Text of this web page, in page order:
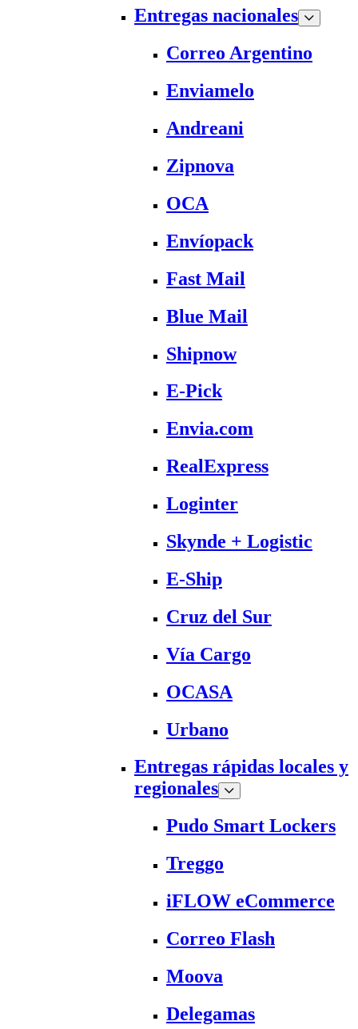
Entregas nacionales
Correo Argentino
Enviamelo
Andreani
Zipnova
OCA
Envíopack
Fast Mail
Blue Mail
Shipnow
E-Pick
Envia.com
RealExpress
Loginter
Skynde + Logistic
E-Ship
Cruz del Sur
Vía Cargo
OCASA
Urbano
Entregas rápidas locales y
regionales
Pudo Smart Lockers
Treggo
iFLOW eCommerce
Correo Flash
Moova
Delegamas